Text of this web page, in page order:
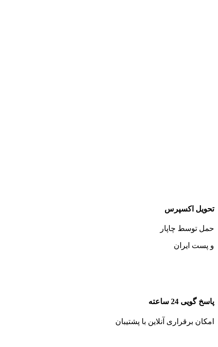
تحویل اکسپرس
حمل توسط چاپار
و پست ایران
پاسخ گویی 24 ساعته
امکان برقراری آنلاین با پشتیبان